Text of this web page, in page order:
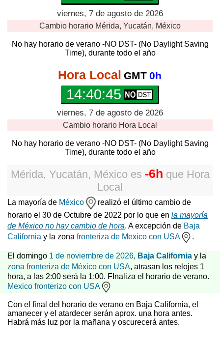
viernes, 7 de agosto de 2026
Cambio horario Mérida, Yucatán, México
No hay horario de verano -NO DST- (No Daylight Saving
Time), durante todo el año
Hora Local GMT 0h
14:40:45
viernes, 7 de agosto de 2026
Cambio horario Hora Local
No hay horario de verano -NO DST- (No Daylight Saving
Time), durante todo el año
Mérida, Yucatán, México es -6h que Hora
Local
La mayoría de México
realizó el último cambio de
horario el 30 de Octubre de 2022 por lo que en la mayoría
de México no hay cambio de hora. A excepción de Baja
California y la zona fronteriza de Mexico con USA .
El domingo 1 de noviembre de 2026, Baja California y la
zona fronteriza de México con USA, atrasan los relojes 1
hora, a las 2:00 será la 1:00. FInaliza el horario de verano.
Mexico fronterizo con USA
Con el final del horario de verano en Baja California, el
amanecer y el atardecer serán aprox. una hora antes.
Habrá más luz por la mañana y oscurecerá antes.